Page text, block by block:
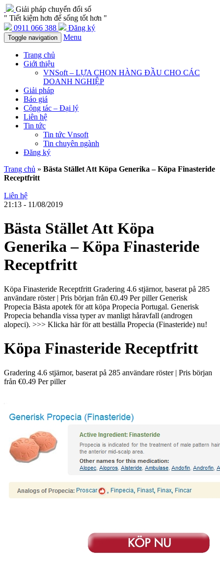
Giải pháp chuyển đổi số
" Tiết kiệm hơn để sống tốt hơn "
0911 066 388
Đăng ký
Toggle navigation Menu
Trang chủ
Giới thiệu
VNSoft – LỰA CHỌN HÀNG ĐẦU CHO CÁC
DOANH NGHIỆP
Giải pháp
Báo giá
Cộng tác – Đại lý
Liên hệ
Tin tức
Tin tức Vnsoft
Tin chuyên ngành
Đăng ký
Trang chủ » Bästa Stället Att Köpa Generika – Köpa Finasteride
Receptfritt
Liên hệ
21:13 - 11/08/2019
Bästa Stället Att Köpa
Generika – Köpa Finasteride
Receptfritt
Köpa Finasteride Receptfritt Gradering 4.6 stjärnor, baserat på 285
användare röster | Pris början från €0.49 Per piller Generisk
Propecia Bästa apotek för att köpa Propecia Portugal. Generisk
Propecia behandla vissa typer av manligt håravfall (androgen
alopeci). >>> Klicka här för att beställa Propecia (Finasteride) nu!
Köpa Finasteride Receptfritt
Gradering 4.6 stjärnor, baserat på 285 användare röster| Pris början
från €0.49 Per piller